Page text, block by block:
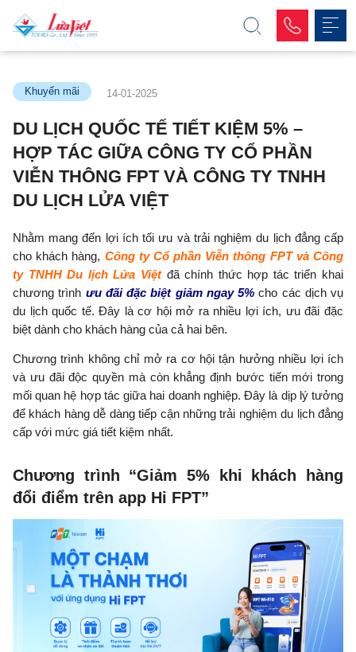
Khuyến mãi 14-01-2025
DU LỊCH QUỐC TẾ TIẾT KIỆM 5% –
HỢP TÁC GIỮA CÔNG TY CỔ PHẦN
VIỄN THÔNG FPT VÀ CÔNG TY TNHH
DU LỊCH LỬA VIỆT
Nhằm mang đến lợi ích tối ưu và trải nghiệm du lịch đẳng cấp
cho khách hàng, Công ty Cổ phần Viễn thông FPT và Công
ty TNHH Du lịch Lửa Việtđã chính thức hợp tác triển khai
chương trình ưu đãi đặc biệt giảm ngay 5% cho các dịch vụ
du lịch quốc tế. Đây là cơ hội mở ra nhiều lợi ích, ưu đãi đặc
biệt dành cho khách hàng của cả hai bên.
Chương trình không chỉ mở ra cơ hội tận hưởng nhiều lợi ích
và ưu đãi độc quyền mà còn khẳng định bước tiến mới trong
mối quan hệ hợp tác giữa hai doanh nghiệp. Đây là dịp lý tưởng
để khách hàng dễ dàng tiếp cận những trải nghiệm du lịch đẳng
cấp với mức giá tiết kiệm nhất.
Chương trình “Giảm 5% khi khách hàng
đổi điểm trên app Hi FPT”